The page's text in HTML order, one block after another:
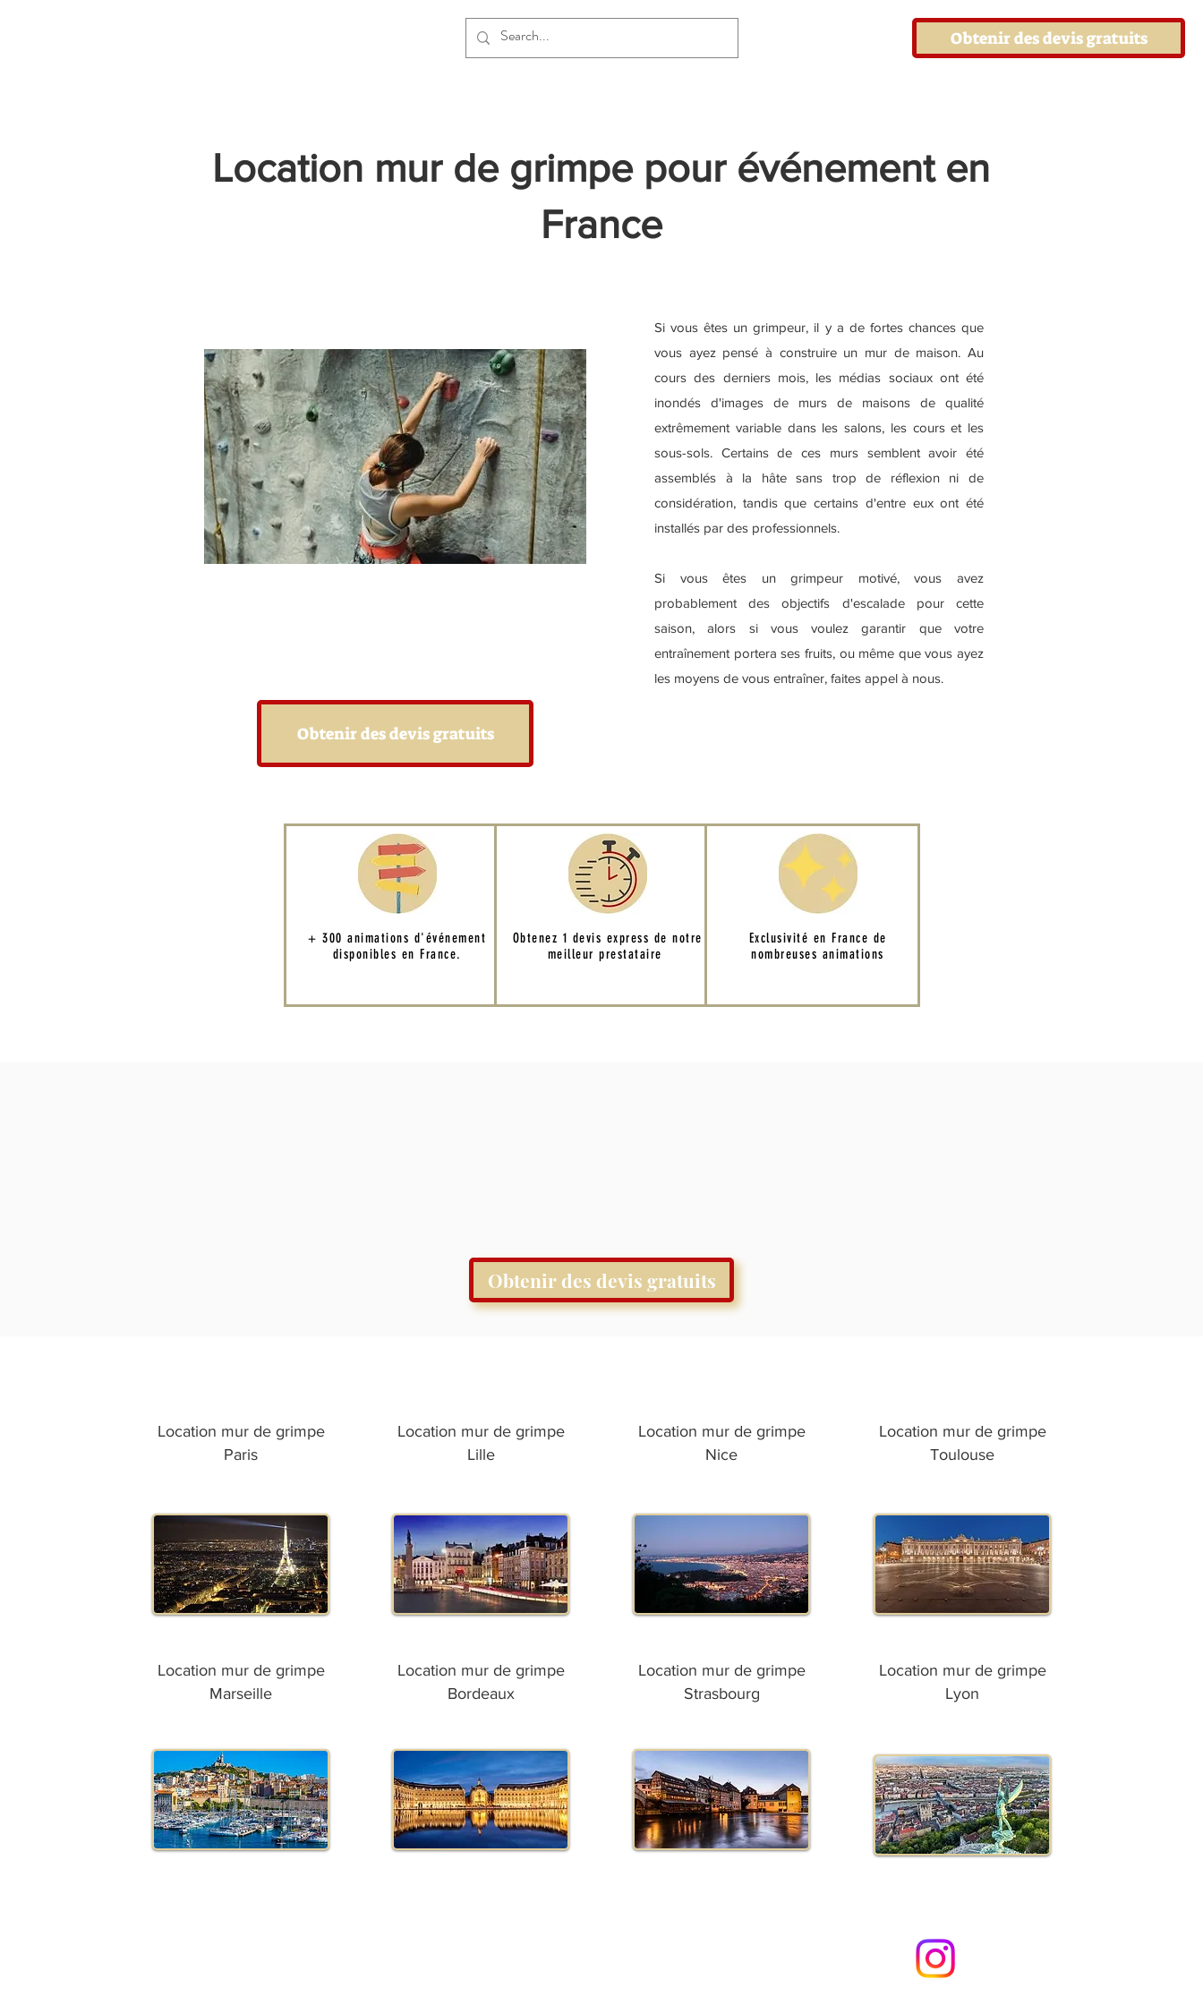
Obtenir des devis gratuits
Location mur de grimpe pour événement en
France
Si vous êtes un grimpeur, il y a de fortes chances que
vous ayez pensé à construire un mur de maison. Au
cours des derniers mois, les médias sociaux ont été
inondés d'images de murs de maisons de qualité
extrêmement variable dans les salons, les cours et les
sous-sols. Certains de ces murs semblent avoir été
assemblés à la hâte sans trop de réflexion ni de
considération, tandis que certains d'entre eux ont été
installés par des professionnels.
Si vous êtes un grimpeur motivé, vous avez
probablement des objectifs d'escalade pour cette
saison, alors si vous voulez garantir que votre
entraînement portera ses fruits, ou même que vous ayez
les moyens de vous entraîner, faites appel à nous.
Obtenir des devis gratuits
+ 300 animations d'événement
disponibles en France.
Obtenez 1 devis express de notre
meilleur prestataire
Exclusivité en France de
nombreuses animations
Obtenir des devis gratuits
Location mur de grimpe
Paris
Location mur de grimpe
Lille
Location mur de grimpe
Nice
Location mur de grimpe
Toulouse
Location mur de grimpe
Marseille
Location mur de grimpe
Bordeaux
Location mur de grimpe
Strasbourg
Location mur de grimpe
Lyon